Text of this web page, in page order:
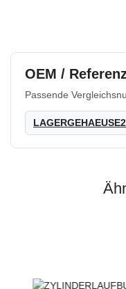
OEM /
Passende